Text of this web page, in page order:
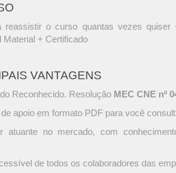
reassistir o curso quantas vezes
Material + Certificado
VANTAGENS
Reconhecido. Resolução MEC CNE nº
de apoio em formato PDF para você
atuante no mercado, com
de todos os colaboradores das